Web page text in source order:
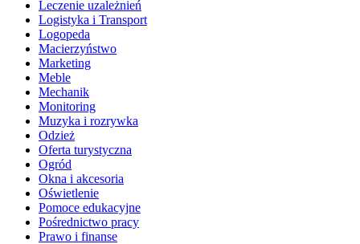
Leczenie uzależnień
Logistyka i Transport
Logopeda
Macierzyństwo
Marketing
Meble
Mechanik
Monitoring
Muzyka i rozrywka
Odzież
Oferta turystyczna
Ogród
Okna i akcesoria
Oświetlenie
Pomoce edukacyjne
Pośrednictwo pracy
Prawo i finanse